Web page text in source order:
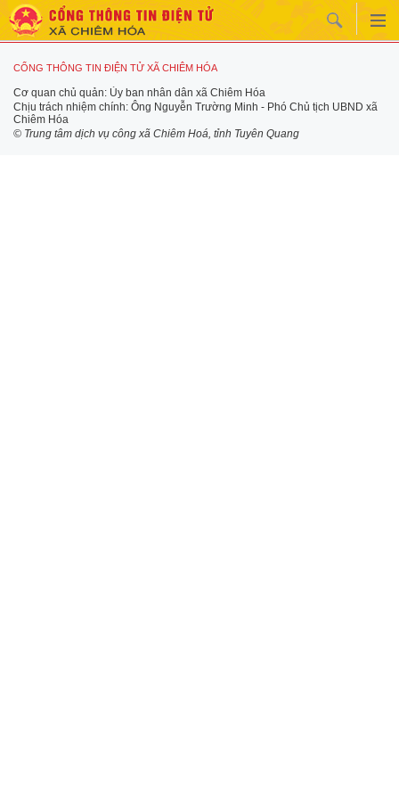
CỔNG THÔNG TIN ĐIỆN TỬ XÃ CHIÊM HÓA
Cơ quan chủ quản: Ủy ban nhân dân xã Chiêm Hóa
Chịu trách nhiệm chính: Ông Nguyễn Trường Minh - Phó Chủ tịch UBND xã
Chiêm Hóa
© Trung tâm dịch vụ công xã Chiêm Hoá, tỉnh Tuyên Quang